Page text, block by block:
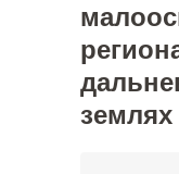
землях